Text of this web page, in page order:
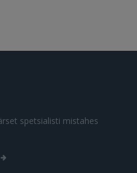
spetsialisti mistahes